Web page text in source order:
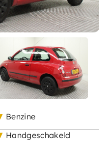
Ma - Vr: 8.00 - 17.30
Za:
9.00 - 12.00
Zo:
Gesloten
Benzine
Handgeschakeld